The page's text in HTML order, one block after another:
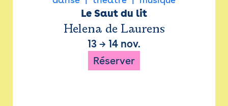
Le Saut du lit
Helena de Laurens
13 → 14 nov.
Réserver